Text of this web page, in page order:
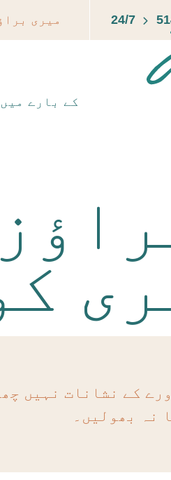
24/7 میری
کے بارے میں
کے نشانات نہیں
نہ بھولیں۔